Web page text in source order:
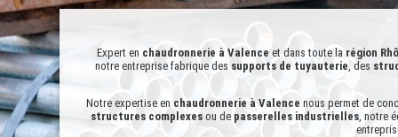
Expert en chaudronnerie à Valenceet dans toute la région
notre entreprise fabrique des supports de tuyauterie, des
Notre expertise en chaudronnerie à Valence nous permet de
structures complexes ou de passerelles industrielles, notre